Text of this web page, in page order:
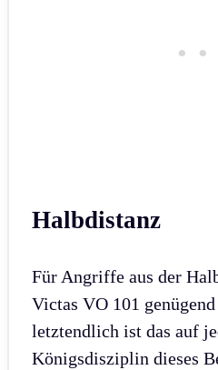
Halbdistanz
Für Angriffe aus der
Victas VO 101
letztendlich ist das auf
Königsdisziplin dieses